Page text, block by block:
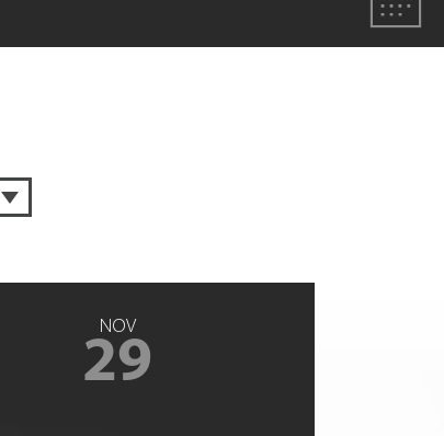
NOV
29